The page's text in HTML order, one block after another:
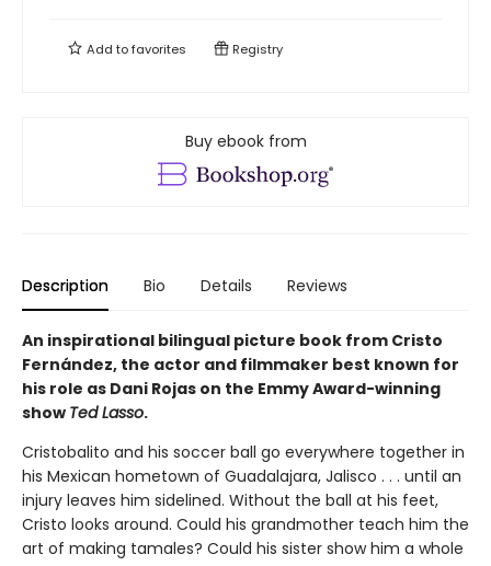
Add tofavorites Registry
Buy ebook from
Description Bio Details Reviews
An inspirational bilingual picture book from Cristo
Fernández, the actor and filmmaker best known for
his role as Dani Rojas on the Emmy Award-winning
show Ted Lasso.
Cristobalito and his soccer ball go everywhere together in
his Mexican hometown of Guadalajara, Jalisco . . . until an
injury leaves him sidelined. Without the ball at his feet,
Cristo looks around. Could his grandmother teach him the
art of making tamales? Could his sister show him a whole